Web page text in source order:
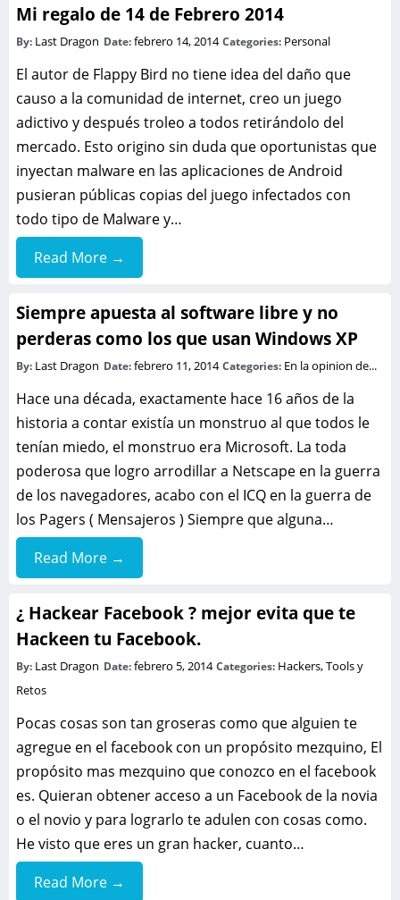
Mi regalo de 14 de Febrero 2014
By: Last Dragon Date:febrero 14, 2014Categories: Personal
El autor de Flappy Bird no tiene idea del daño que
causo a la comunidad de internet, creo un juego
adictivo y después troleo a todos retirándolo del
mercado. Esto origino sin duda que oportunistas que
inyectan malware en las aplicaciones de Android
pusieran públicas copias del juego infectados con
todo tipo de Malware y…
Read More →
Siempre apuesta al software libre y no
perderas como los que usan Windows XP
By: Last Dragon Date:febrero 11, 2014Categories: En la opinion de...
Hace una década, exactamente hace 16 años de la
historia a contar existía un monstruo al que todos le
tenían miedo, el monstruo era Microsoft. La toda
poderosa que logro arrodillar a Netscape en la guerra
de los navegadores, acabo con el ICQ en la guerra de
los Pagers ( Mensajeros ) Siempre que alguna…
Read More →
¿ Hackear Facebook ? mejor evita que te
Hackeen tu Facebook.
By: Last Dragon Date:febrero 5, 2014Categories: Hackers, Tools y
Retos
Pocas cosas son tan groseras como que alguien te
agregue en el facebook con un propósito mezquino, El
propósito mas mezquino que conozco en el facebook
es. Quieran obtener acceso a un Facebook de la novia
o el novio y para lograrlo te adulen con cosas como.
He visto que eres un gran hacker, cuanto…
Read More →